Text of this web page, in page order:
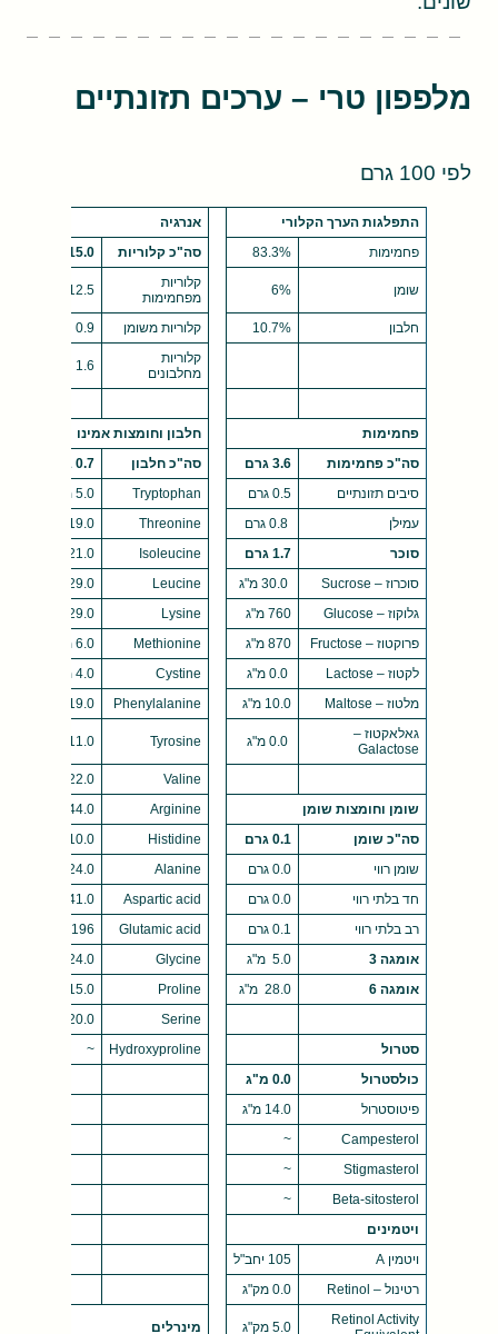
מלפפון טרי – ערכים תזונתיים
לפי 100 גרם
התפלגות הערך הקלורי
אנרגיה
פחמימות
83.3% סה"כ קלוריות 15.0
שומן 6%
קלוריות
מפחמימות
12.5
חלבון 10.7% קלוריות משומן
0.9
קלוריות
מחלבונים
1.6
פחמימות
חלבון וחומצות אמינו
סה"כ פחמימות
3.6 גרם סה"כ חלבון
0.7 גרם
סיבים תזונתיים
0.5 גרם Tryptophan
5.0 מ"ג
עמילן
Threonine
19.0 מ"ג
סוכר
1.7 גרם Isoleucine
21.0 מ"ג
סוכרוז – Sucrose
Leucine
29.0 מ"ג
גלוקוז – Glucose
760 מ"ג Lysine
29.0 מ"ג
פרוקטוז – Fructose
870 מ"ג Methionine
6.0 מ"ג
לקטוז – Lactose
Cystine
4.0 מ"ג
מלטוז – Maltose
10.0 מ"ג Phenylalanine
19.0 מ"ג
גאלאקטוז –
Galactose
Tyrosine 11.0 מ"ג
Valine
22.0 מ"ג
שומן וחומצות שומן
Arginine
44.0 מ"ג
סה"כ שומן
0.1 גרם Histidine
10.0 מ"ג
שומן רווי
0.0 גרם Alanine
24.0 מ"ג
חד בלתי רווי
0.0 גרם Aspartic acid
41.0 מ"ג
רב בלתי רווי
0.1 גרם Glutamic acid
196 מ"ג
אומגה 3
5.0 מ"ג Glycine
24.0 מ"ג
אומגה 6
28.0 מ"ג Proline
15.0 מ"ג
Serine
20.0 מ"ג
סטרול
Hydroxyproline
~
כולסטרול
0.0 מ"ג
פיטוסטרול
14.0 מ"ג
Campesterol
~
Stigmasterol
~
Beta-sitosterol
~
ויטמינים
ויטמין A
105 יחב"ל
רטינול – Retinol
0.0 מק"ג
Retinol Activity
5.0 מק"ג מינרלים